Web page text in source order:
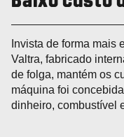
Invista de forma mais
Valtra, fabricado
de folga, mantém os
máquina foi
dinheiro, combustível